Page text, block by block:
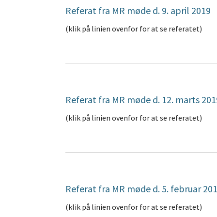
Referat fra MR møde d. 9. april 2019
(klik på linien ovenfor for at se referatet)
Referat fra MR møde d. 12. marts
(klik på linien ovenfor for at se referatet)
Referat fra MR møde d. 5. februar
(klik på linien ovenfor for at se referatet)